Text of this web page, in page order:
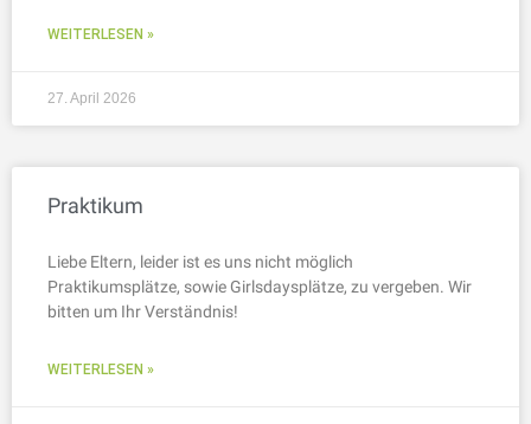
WEITERLESEN »
27. April 2026
Praktikum
Liebe Eltern, leider ist es uns nicht möglich
Praktikumsplätze, sowie Girlsdaysplätze, zu vergeben. Wir
bitten um Ihr Verständnis!
WEITERLESEN »